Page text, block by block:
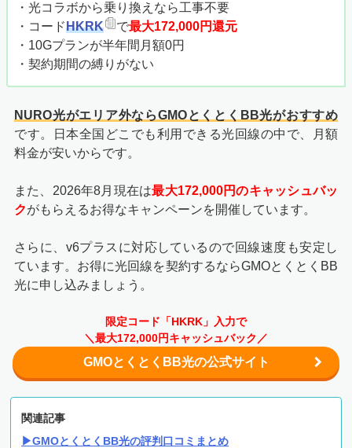
・光コラボから乗り換えなら工事不要
・ コードHKRK で最大172,000円還元
・10Gプランが半年間月額0円
・契約期間の縛りがない
NURO光がエリア外ならGMOとくとくBB光がおすすめ
です。日本全国どこでも利用できる光回線の中で、月額
料金が安いからです。
また、2026年8月現在は最大172,000円のキャッシュバッ
クがもらえるお得なキャンペーンを開催しています。
さらに、v6プラスに対応しているので回線速度も安定し
ています。お得に光回線を契約するならGMOとくとくBB
光に申し込みましょう。
限定コード「HKRK」入力で
＼最大172,000円キャッシュバック／
GMOとくとくBB光の公式サイト
関連記事
▶GMOとくとくBB光の評判口コミまとめ